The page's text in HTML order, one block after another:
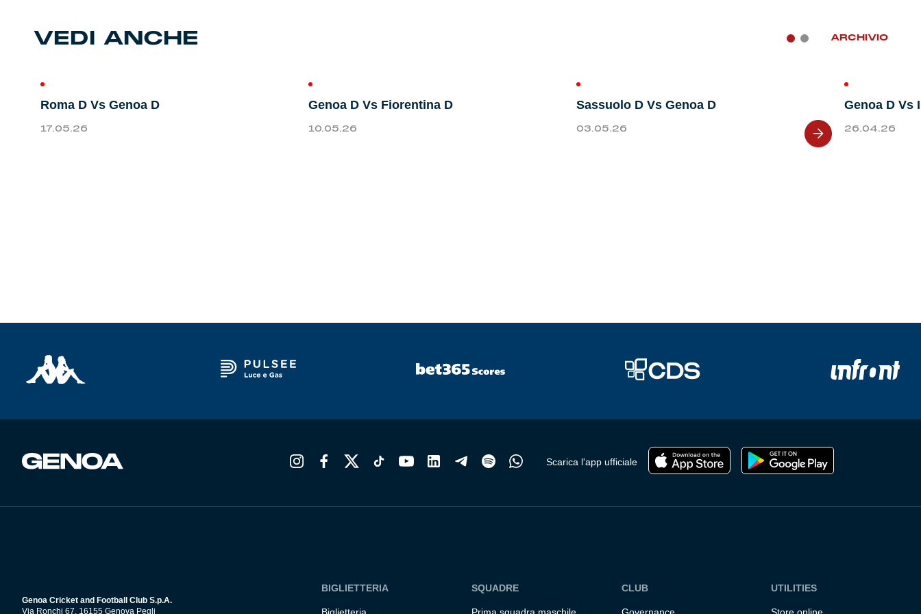
Genoa Academy
Tacchettee Collection
Throwback Duemila
Outlet
VEDI ANCHE ARCHIVIO
Roma D Vs Genoa D
17.05.26
Genoa D Vs Fiorentina D
10.05.26
Sassuolo D Vs Genoa D
03.05.26
Genoa D Vs
26.04.26
Next
Scarica l'app ufficiale
Genoa Cricket and Football Club S.p.A.
Via Ronchi 67, 16155 Genova Pegli
BIGLIETTERIA SQUADRE CLUB UTILITIES